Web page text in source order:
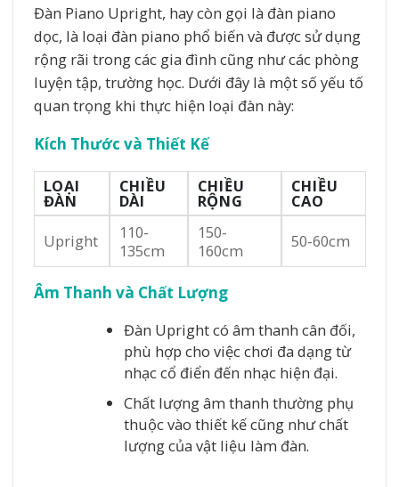
Đàn Piano Upright, hay còn gọi là đàn piano
dọc, là loại đàn piano phổ biến và được sử dụng
rộng rãi trong các gia đình cũng như các phòng
luyện tập, trường học. Dưới đây là một số yếu tố
quan trọng khi thực hiện loại đàn này:
Kích Thước và Thiết Kế
LOẠI
ĐÀN
CHIỀU
DÀI
CHIỀU
RỘNG
CHIỀU
CAO
Upright
110-
135cm
150-
160cm
50-60cm
Âm Thanh và Chất Lượng
Đàn Upright có âm thanh cân đối,
phù hợp cho việc chơi đa dạng từ
nhạc cổ điển đến nhạc hiện đại.
Chất lượng âm thanh thường phụ
thuộc vào thiết kế cũng như chất
lượng của vật liệu làm đàn.